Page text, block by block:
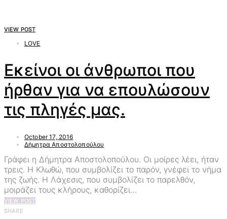
VIEW POST
LOVE
Εκείνοι οι άνθρωποι που
ήρθαν για να επουλώσουν
τις πληγές μας.
October 17, 2016
Δήμητρα Αποστολοπούλου
Γράφει η Δήμητρα Αποστολοπούλου. Οι μοίρες λέει, ήταν
τρεις. Η Κλωθώ, που συμβολίζει το παρόν, γνέφει το νήμα
της ζωής. Η Λάχεσις, που συμβολίζει το παρελθόν,
μοιράζει τους κλήρους, καθορίζει…
VIEW POST
SHARE